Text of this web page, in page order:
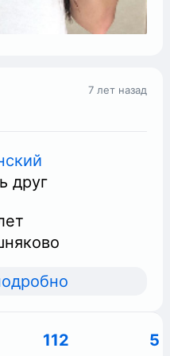
7 лет назад
друг
112
5